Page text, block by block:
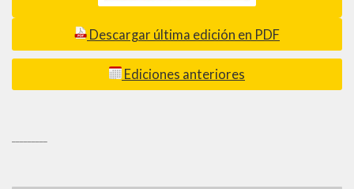
Descargar última edición en PDF
Ediciones anteriores